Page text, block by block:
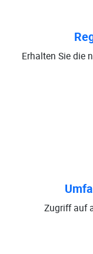
Erhalten Sie die
Zugriff auf